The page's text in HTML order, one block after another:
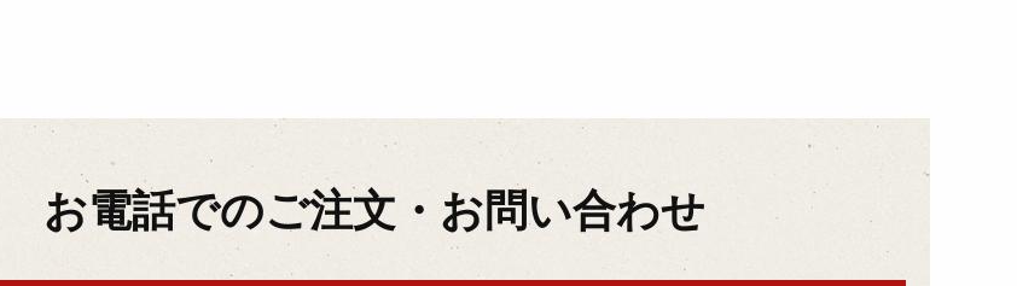
お電話でのご注文・お問い合わせ